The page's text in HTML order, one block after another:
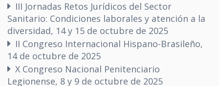
III Jornadas Retos Jurídicos del Sector
Sanitario: Condiciones laborales y atención a la
diversidad, 14 y 15 de octubre de 2025
II Congreso Internacional Hispano-Brasileño,
14 de octubre de 2025
X Congreso Nacional Penitenciario
Legionense, 8 y 9 de octubre de 2025